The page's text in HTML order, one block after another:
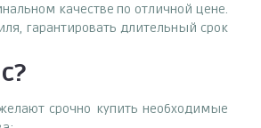
качестве по отличной цене.
гарантировать длительный срок
срочно купить необходимые